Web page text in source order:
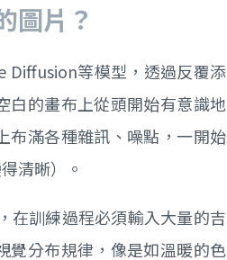
圖片？
Diffusion等模型，透過反覆添
白的畫布上從頭開始有意識地
布滿各種雜訊、噪點，一開始
清晰）。
在訓練過程必須輸入大量的吉
覺分布規律，像是如溫暖的色